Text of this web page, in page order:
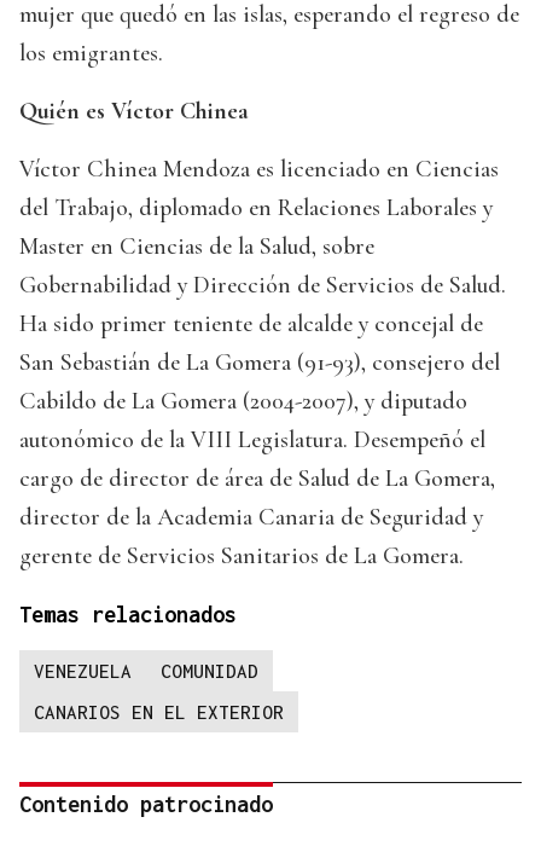
mujer que quedó en las islas, esperando el regreso de
los emigrantes.
Quién es Víctor Chinea
Víctor Chinea Mendoza es licenciado en Ciencias
del Trabajo, diplomado en Relaciones Laborales y
Master en Ciencias de la Salud, sobre
Gobernabilidad y Dirección de Servicios de Salud.
Ha sido primer teniente de alcalde y concejal de
San Sebastián de La Gomera (91-93), consejero del
Cabildo de La Gomera (2004-2007), y diputado
autonómico de la VIII Legislatura. Desempeñó el
cargo de director de área de Salud de La Gomera,
director de la Academia Canaria de Seguridad y
gerente de Servicios Sanitarios de La Gomera.
Temas relacionados
VENEZUELA
COMUNIDAD
CANARIOS EN EL EXTERIOR
Contenido patrocinado